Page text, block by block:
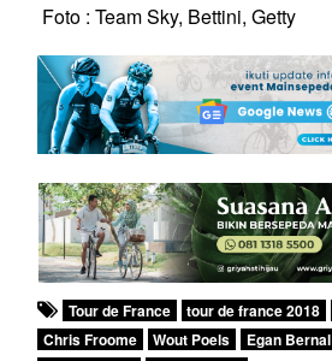
Foto : Team Sky, Bettini, Getty
Tour de France tour de france 2018
Chris Froome
Wout Poels Egan Bernal